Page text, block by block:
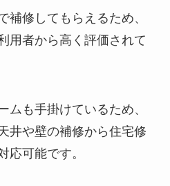
補修してもらえるため、
用者から高く評価されて
ムも手掛けているため、
井や壁の補修から住宅修
応可能です。